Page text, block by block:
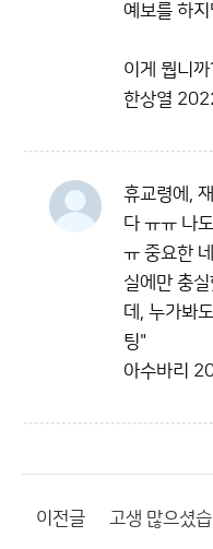
예보를 하지
이게 뭡니까
한상열
휴교령에,
다 ㅠㅠ 나
ㅠ 중요한
실에만 충
데, 누가봐
팅"
아수바리
이전글 고생 많으셨